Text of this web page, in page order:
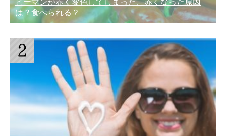
ピーマンが赤く変色してしまった、赤くなった原因
は？食べられる？